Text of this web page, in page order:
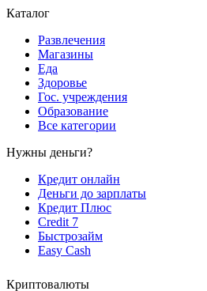
Каталог
Развлечения
Магазины
Еда
Здоровье
Гос. учреждения
Образование
Все категории
Нужны деньги?
Кредит онлайн
Деньги до зарплаты
Кредит Плюс
Credit 7
Быстрозайм
Easy Cash
Криптовалюты